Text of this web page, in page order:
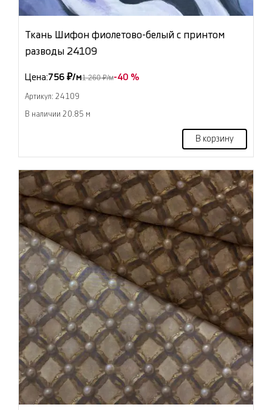
Ткань Шифон фиолетово-белый с принтом
разводы 24109
Цена:756 ₽/м1 260 ₽/м-40 %
Артикул: 24109
В наличии 20.85 м
В корзину